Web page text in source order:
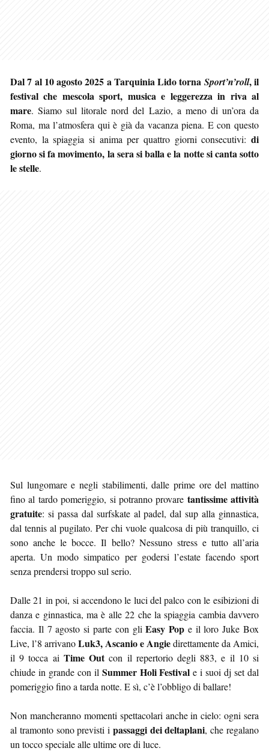
Dal 7 al 10 agosto 2025 a Tarquinia Lido torna Sport’n’roll, il
festival che mescola sport, musica e leggerezza in riva al
mare. Siamo sul litorale nord del Lazio, a meno di un’ora da
Roma, ma l’atmosfera qui è già da vacanza piena. E con questo
evento, la spiaggia si anima per quattro giorni consecutivi: di
giorno si fa movimento, la sera si balla e la notte si canta sotto
le stelle.
Sul lungomare e negli stabilimenti, dalle prime ore del mattino
fino al tardo pomeriggio, si potranno provare tantissime attività
gratuite: si passa dal surfskate al padel, dal sup alla ginnastica,
dal tennis al pugilato. Per chi vuole qualcosa di più tranquillo, ci
sono anche le bocce. Il bello? Nessuno stress e tutto all’aria
aperta. Un modo simpatico per godersi l’estate facendo sport
senza prendersi troppo sul serio.
Dalle 21 in poi, si accendono le luci del palco con le esibizioni di
danza e ginnastica, ma è alle 22 che la spiaggia cambia davvero
faccia. Il 7 agosto si parte con gliEasy Pop e il loro Juke Box
Live, l’8 arrivanoLuk3, Ascanio e Angiedirettamente da Amici,
il 9 tocca ai Time Outcon il repertorio degli 883, e il 10 si
chiude in grande con il Summer Holi Festival e i suoi dj set dal
pomeriggio fino a tarda notte. E sì, c’è l’obbligo di ballare!
Non mancheranno momenti spettacolari anche in cielo: ogni sera
al tramonto sono previsti i passaggi dei deltaplani, che regalano
un tocco speciale alle ultime ore di luce.